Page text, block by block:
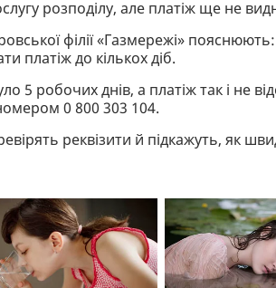
розподілу, але платіж ще не
філії «Газмережі»
платіж до кількох діб.
5 робочих днів, а платіж так і не
0 800 303 104.
реквізити й підкажуть, як